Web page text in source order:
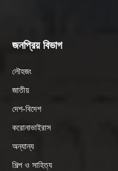
জনপ্রিয় বিভাগ
লৌহজং
জাতীয়
দেশ-বিদেশ
করোনাভাইরাস
অন্যান্য
শিল্প ও সাহিত্য